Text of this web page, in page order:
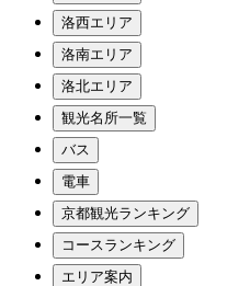
洛西エリア
洛南エリア
洛北エリア
観光名所一覧
バス
電車
京都観光ランキング
コースランキング
エリア案内